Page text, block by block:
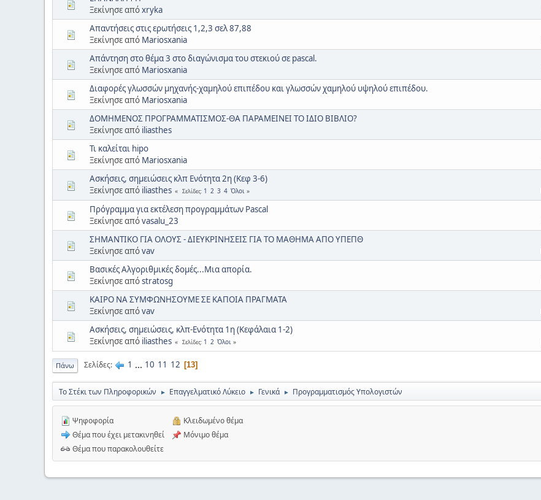
Ξεκίνησε απόxryka
Απαντήσεις στις ερωτήσεις 1,2,3 σελ 87,88
Ξεκίνησε από Mariosxania
Απάντηση στο θέμα 3 στο διαγώνισμα του στεκιού σε pascal.
Ξεκίνησε από Mariosxania
Διαφορές γλωσσών μηχανής-χαμηλού επιπέδου και γλωσσών χαμηλού υψηλού επιπέδου.
Ξεκίνησε από Mariosxania
ΔΟΜΗΜΕΝΟΣ ΠΡΟΓΡΑΜΜΑΤΙΣΜΟΣ-ΘΑ ΠΑΡΑΜΕΙΝΕΙ ΤΟ ΙΔΙΟ ΒΙΒΛΙΟ?
Ξεκίνησε από iliasthes
Τι καλείται hipo
Ξεκίνησε από Mariosxania
Ασκήσεις, σημειώσεις κλπ Ενότητα 2η (Κεφ 3-6)
Ξεκίνησε από iliasthes Σελίδες 1 2 3 4 Όλοι
Πρόγραμμα για εκτέλεση προγραμμάτων Pascal
Ξεκίνησε απόvasalu_23
ΣΗΜΑΝΤΙΚΟ ΓΙΑ ΟΛΟΥΣ - ΔΙΕΥΚΡΙΝΗΣΕΙΣ ΓΙΑ ΤΟ ΜΑΘΗΜΑ ΑΠΟ ΥΠΕΠΘ
Ξεκίνησε απόvav
Βασικές Αλγοριθμικές δομές...Μια απορία.
Ξεκίνησε απόstratosg
ΚΑΙΡΟ ΝΑ ΣΥΜΦΩΝΗΣΟΥΜΕ ΣΕ ΚΑΠΟΙΑ ΠΡΑΓΜΑΤΑ
Ξεκίνησε απόvav
Ασκήσεις, σημειώσεις, κλπ-Eνότητα 1η (Κεφάλαια 1-2)
Ξεκίνησε από iliasthes Σελίδες 1 2 Όλοι
Πάνω Σελίδες 1 ... 10 11 12 13
Το Στέκι των Πληροφορικών ► Επαγγελματικό Λύκειο ► Γενικά ► Προγραμματισμός Υπολογιστών
Ψηφοφορία
Θέμα που έχει μετακινηθεί
Κλειδωμένο θέμα
Μόνιμο θέμα
Θέμα που παρακολουθείτε